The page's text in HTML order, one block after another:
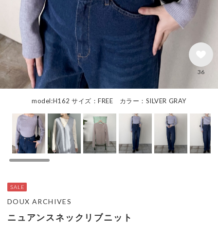
model:H162 サイズ：FREE カラー：SILVER GRAY
36
ニュアンスネックリブニット
DOUX ARCHIVES